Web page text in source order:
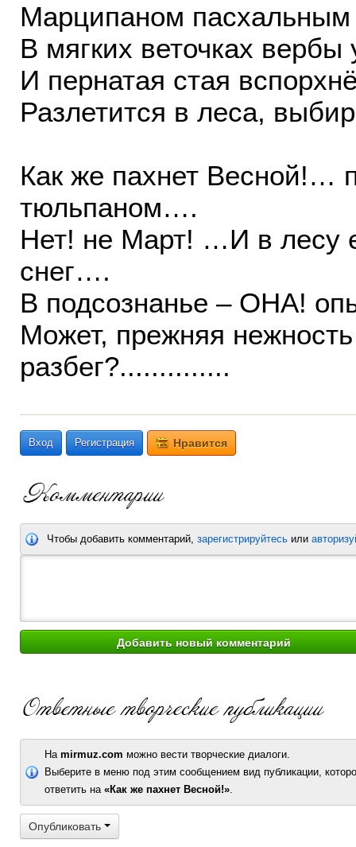
Марципаном пасхальным
В мягких веточках вербы
И пернатая стая
Разлетится в леса,
Как же пахнет Весной!…
тюльпаном….
Нет! не Март! …И в лесу
снег….
В подсознанье – ОНА!
Может, прежняя
разбег?..............
Вход Регистрация Нравится
Чтобы добавить комментарий, зарегистрируйтесь или
На mirmuz.com можно вести творческие диалоги.
Выберите в меню под этим сообщением вид публикации,
ответить на «Как же пахнет Весной!».
Опубликовать